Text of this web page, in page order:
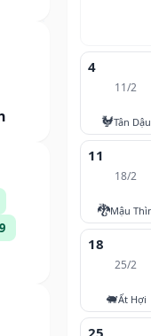
4
11/2
🐓Tân Dậu
11
18/2
🐉Mậu
18
25/2
🐖Ất Hợi
25